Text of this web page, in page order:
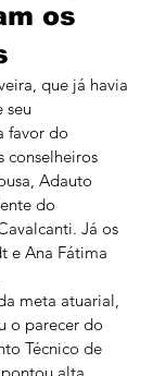
os
que já havia
seu
favor do
conselheiros
Adauto
do
Já os
e Ana Fátima
meta atuarial,
o parecer do
Técnico de